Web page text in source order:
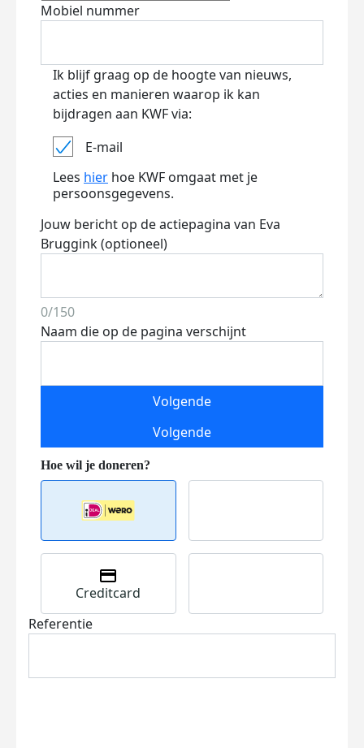
Mobiel nummer
Ik blijf graag op de hoogte van nieuws,
acties en manieren waarop ik kan
bijdragen aan KWF via:
E-mail
Lees hier hoe KWF omgaat met je
persoonsgegevens.
Jouw bericht op de actiepagina van Eva
Bruggink (optioneel)
0/150
Naam die op de pagina verschijnt
Volgende
Volgende
Creditcard
Referentie